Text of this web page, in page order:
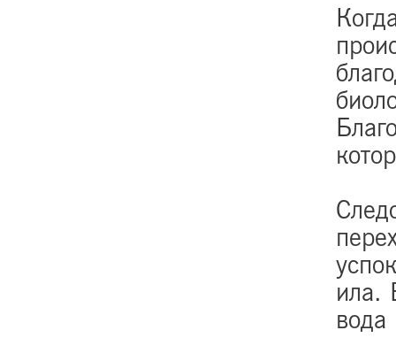
ила.